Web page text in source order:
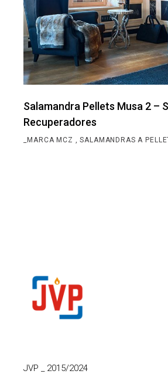
Salamandra Pellets Musa 2 –
Recuperadores
_MARCA MCZ SALAMANDRAS A
JVP 2015/2024